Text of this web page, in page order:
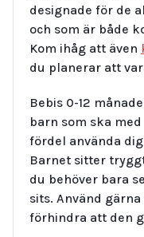
designade för de
och som är både
Kom ihåg att även
du planerar att
Bebis 0-12
barn som ska
fördel använda
Barnet sitter
du behöver bara
sits. Använd
förhindra att den